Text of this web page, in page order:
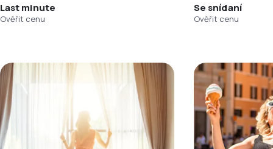
Last minute
Ověřit cenu
Se snídaní
Ověřit cenu